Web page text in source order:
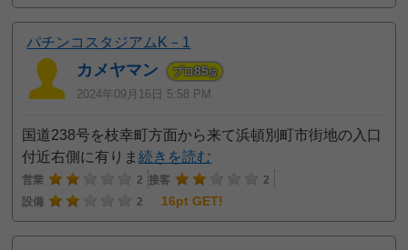
パチンコスタジアムK－1
カメヤマン プロ85位
2024年09月16日 5:58 PM
国道238号を枝幸町方面から来て浜頓別町市街地の入口
付近右側に有りま続きを読む
営業 2 接客
2
設備
2 16pt GET!